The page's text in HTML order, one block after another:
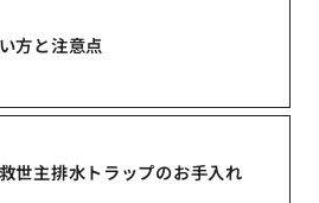
方と注意点
世主排水トラップのお手入れ